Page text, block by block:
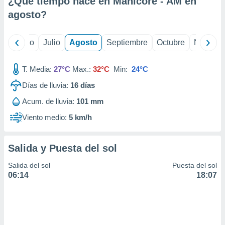
e
publicidad
publicidad
de
agosto?
Junio Julio Agosto Septiembre Octubre
T. Media: 27°C Max.: 32°C Min: 24°C
Días de lluvia: 16 días
Acum. de lluvia: 101 mm
Viento medio: 5 km/h
Salida y Puesta del sol
Salida del sol
06:14
Puesta del sol
18:07